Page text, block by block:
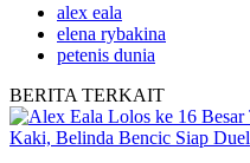
alex eala
elena rybakina
petenis dunia
BERITA TERKAIT